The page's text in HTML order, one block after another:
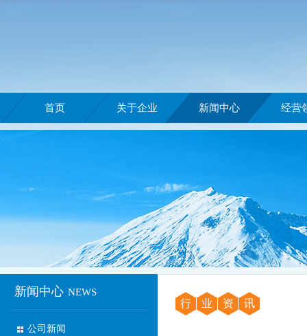
首页 关于企业 新闻中心 经营
新闻中心 NEWS
公司新闻
行 业 资 讯